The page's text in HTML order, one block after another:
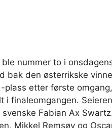
nummer to i
bak den østerrikske
etter første
i finaleomgangen.
Fabian Ax
Mikkel Remsøy og